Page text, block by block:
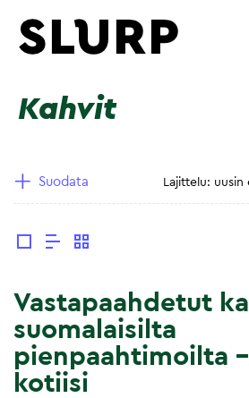
Kahvit
Suodata
Vastapaahdetut
suomalaisilta
pienpaahtimoilta
kotiisi